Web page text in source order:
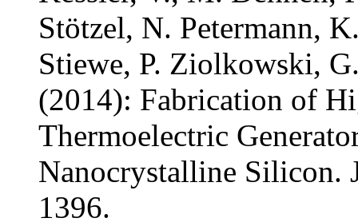
Stötzel, N. Petermann,
Stiewe, P. Ziolkowski,
(2014): Fabrication of
Thermoelectric
Nanocrystalline Silicon.
1396.